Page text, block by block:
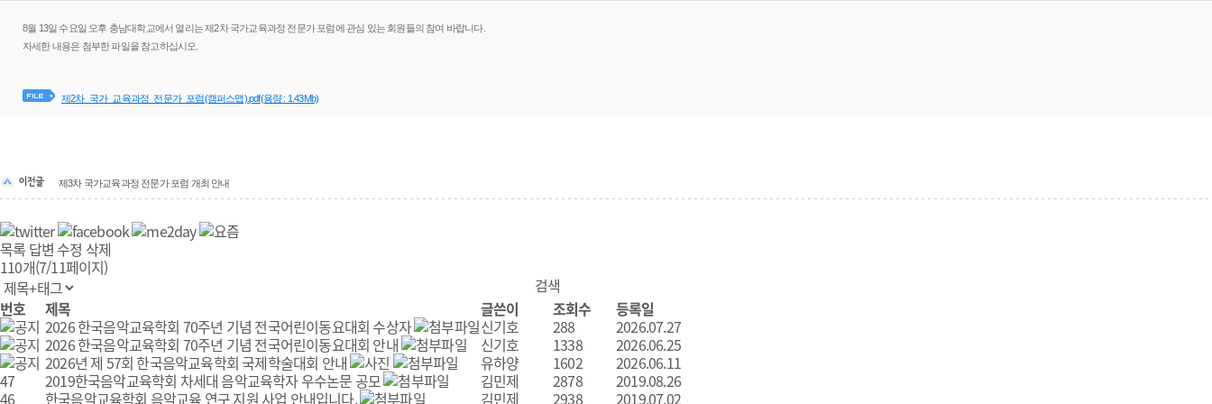
8월 13일 수요일 오후 충남대학교에서 열리는 제2차 국가교육과정 전문가 포럼에 관심 있는 회원들의 참여 바랍니다.
자세한 내용은 첨부한 파일을 참고하십시오.
제2차_국가_교육과정_전문가_포럼(캠퍼스맵).pdf(용량 : 1.43Mb)
제3차 국가교육과정 전문가 포럼 개최 안내
목록 답변 수정 삭제
110개(7/11페이지)
번호
제목 글쓴이 조회수
등록일
2026 한국음악교육학회 70주년 기념 전국어린이동요대회 수상자
신기호 288
2026.07.27
2026 한국음악교육학회 70주년 기념 전국어린이동요대회 안내
신기호 1338
2026.06.25
2026년 제 57회 한국음악교육학회 국제학술대회 안내
유하양 1602
2026.06.11
47
2019한국음악교육학회 차세대 음악교육학자 우수논문 공모 김민제 2878
2019.08.26
46
한국음악교육학회 음악교육 연구 지원 사업 안내입니다. 김민제 2938 2019.07.02